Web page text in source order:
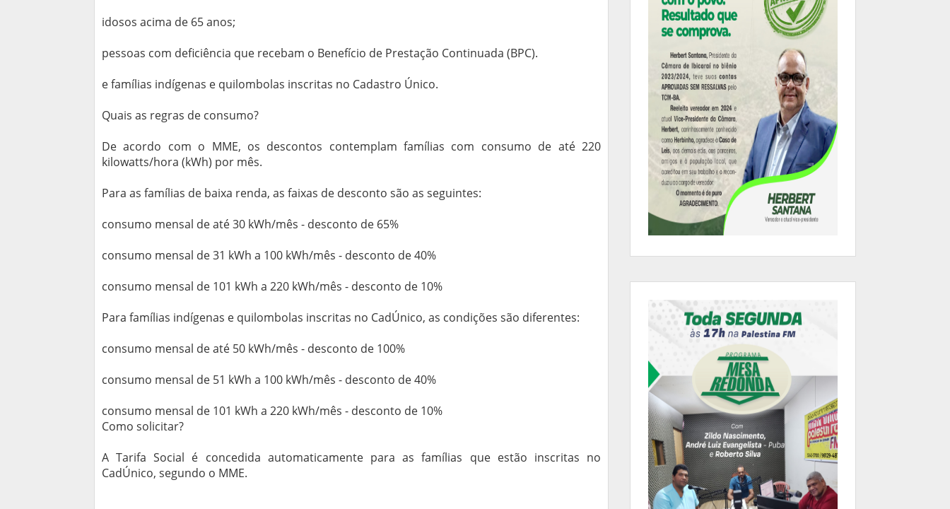
idosos acima de 65 anos;
pessoas com deficiência que recebam o Benefício de Prestação Continuada (BPC).
e famílias indígenas e quilombolas inscritas no Cadastro Único.
Quais as regras de consumo?
De acordo com o MME, os descontos contemplam famílias com consumo de até 220
kilowatts/hora (kWh) por mês.
Para as famílias de baixa renda, as faixas de desconto são as seguintes:
consumo mensal de até 30 kWh/mês - desconto de 65%
consumo mensal de 31 kWh a 100 kWh/mês - desconto de 40%
consumo mensal de 101 kWh a 220 kWh/mês - desconto de 10%
Para famílias indígenas e quilombolas inscritas no CadÚnico, as condições são diferentes:
consumo mensal de até 50 kWh/mês - desconto de 100%
consumo mensal de 51 kWh a 100 kWh/mês - desconto de 40%
consumo mensal de 101 kWh a 220 kWh/mês - desconto de 10%
Como solicitar?
A Tarifa Social é concedida automaticamente para as famílias que estão inscritas no
CadÚnico, segundo o MME.